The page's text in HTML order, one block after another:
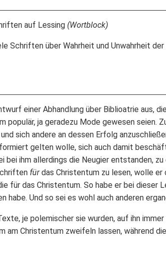
auf Lessing (Wortblock)
Schriften über Wahrheit und Unwahrheit
einer Abhandlung über Biblioatrie aus,
populär, ja geradezu Mode gewesen seien.
sich andere an dessen Erfolg
gelten wolle, sich auch damit
bei ihm allerdings die Neugier entstanden,
fürdas Christentum zu lesen, wolle
für das Christentum. So habe er bei
Und so sei es wohl auch anderen
je polemischer sie wurden, auf ihn
am Christentum zweifeln lassen, während